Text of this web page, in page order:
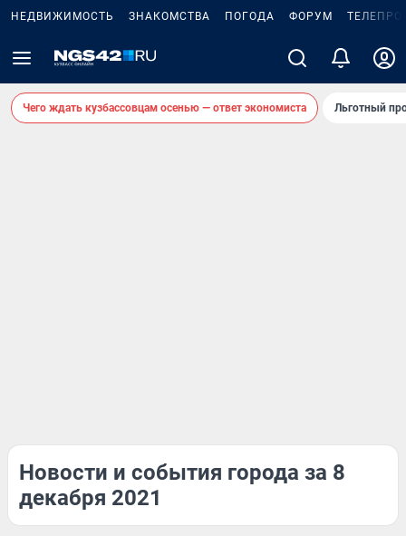
НЕДВИЖИМОСТЬ ЗНАКОМСТВА ПОГОДА ФОРУМ
Чего ждать кузбассовцам осенью — ответ экономиста Льготный
Новости и события города за 8
декабря 2021